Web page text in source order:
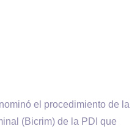
el procedimiento de la
(Bicrim) de la PDI que